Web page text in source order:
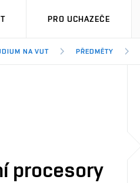
PRO UCHAZEČE
NA VUT PŘEDMĚTY
procesory